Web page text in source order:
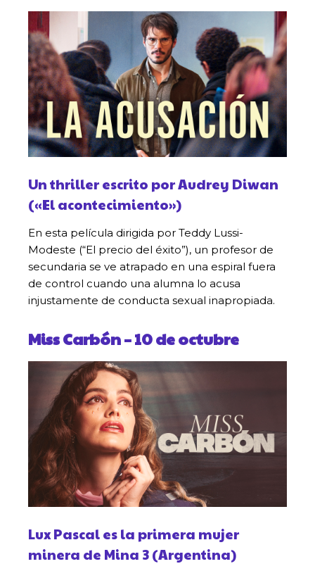
Un thriller escrito por Audrey Diwan
(«El acontecimiento»)
En esta película dirigida por Teddy Lussi-
Modeste (“El precio del éxito”), un profesor de
secundaria se ve atrapado en una espiral fuera
de control cuando una alumna lo acusa
injustamente de conducta sexual inapropiada.
Miss Carbón– 10 de octubre
Lux Pascal es la primera mujer
minera de Mina 3 (Argentina)